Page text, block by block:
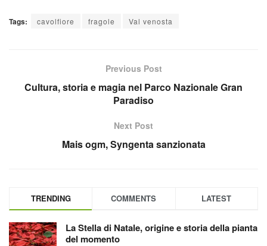
Tags: cavolfiore fragole Val venosta
Previous Post
Cultura, storia e magia nel Parco Nazionale Gran
Paradiso
Next Post
Mais ogm, Syngenta sanzionata
TRENDING COMMENTS LATEST
La Stella di Natale, origine e storia della pianta
del momento